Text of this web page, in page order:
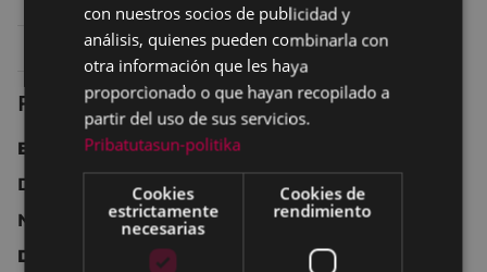
Lunes 15 19:30 SALA 2 ARETOA
Ficha técnica
España 2024 98 min.
Drama.
No recomendada para menores de 12 años.
Dirección:
Ibon Cormenzana.
con nuestros socios de publicidad y
análisis, quienes pueden combinarla con
otra información que les haya
proporcionado o que hayan recopilado a
partir del uso de sus servicios.
Pribatutasun-politika
Cookies
estrictamente
necesarias
Cookies de
rendimiento